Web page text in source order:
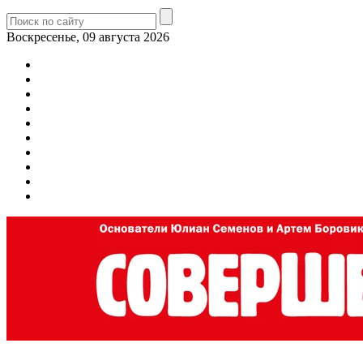
Воскресенье, 09 августа 2026